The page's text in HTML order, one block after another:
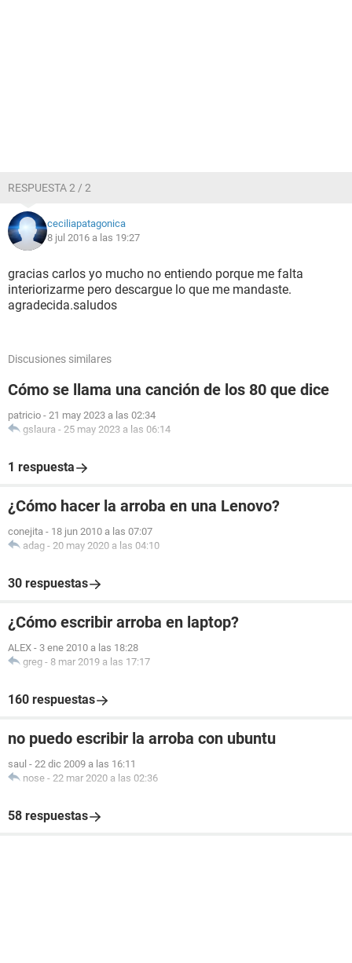
RESPUESTA 2 / 2
ceciliapatagonica
8 jul 2016 a las 19:27
gracias carlos yo mucho no entiendo porque me falta
interiorizarme pero descargue lo que me mandaste.
agradecida.saludos
Discusiones similares
Cómo se llama una canción de los 80 que dice
patricio - 21 may 2023 a las 02:34
gslaura - 25 may 2023 a las 06:14
1 respuesta
¿Cómo hacer la arroba en una Lenovo?
conejita - 18 jun 2010 a las 07:07
adag - 20 may 2020 a las 04:10
30 respuestas
¿Cómo escribir arroba en laptop?
ALEX - 3 ene 2010 a las 18:28
greg - 8 mar 2019 a las 17:17
160 respuestas
no puedo escribir la arroba con ubuntu
saul - 22 dic 2009 a las 16:11
nose - 22 mar 2020 a las 02:36
58 respuestas